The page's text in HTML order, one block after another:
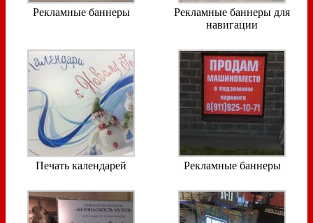
Рекламные баннеры
Рекламные баннеры для
навигации
Печать календарей Рекламные баннеры